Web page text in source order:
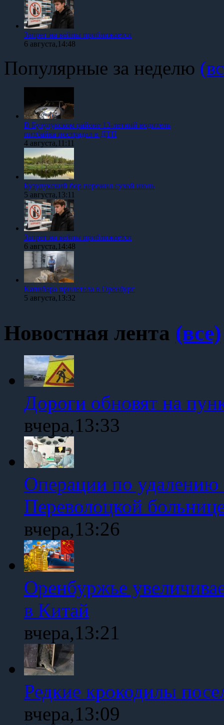
Запрет на вейпы приближается
6 августа,14:48
Популярные за неделю
В Бузулукском районе 13-летний водитель
питбайка пострадал в ДТП
4 августа,11:11
Бузулукский бор пережил сухой июль
5 августа,13:11
Запрет на вейпы приближается
6 августа,14:48
Капибара прилетела в Оренбург
5 августа,13:32
Новостная лента (все)
Дороги обновят на
вчера,13:33
Операции по удалению
Переволоцкой
вчера,13:26
Оренбуржье
в Китай
вчера,13:21
Редкие крокодилы
вчера,13:09